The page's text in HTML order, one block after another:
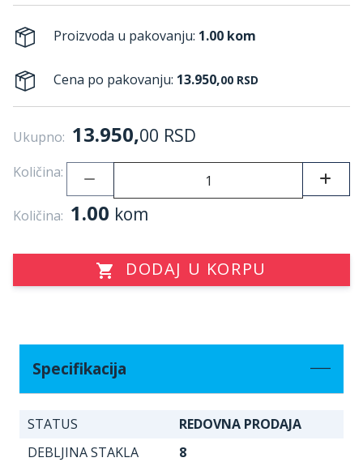
Proizvoda u pakovanju: 1.00 kom
Cena po pakovanju: 13.950,00 RSD
Ukupno: 13.950,00 RSD
Količina:
Količina: 1.00 kom
DODAJ U KORPU
Specifikacija
STATUS
REDOVNA PRODAJA
DEBLJINA STAKLA
8